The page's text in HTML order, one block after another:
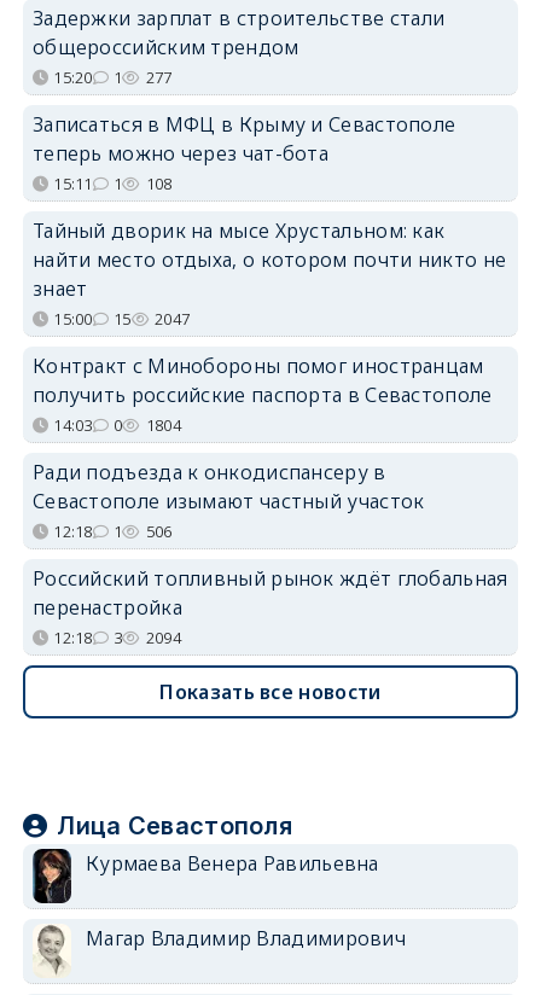
Задержки зарплат в строительстве стали
общероссийским трендом
15:20 1 277
Записаться в МФЦ в Крыму и Севастополе
теперь можно через чат-бота
15:11 1 108
Тайный дворик на мысе Хрустальном: как
найти место отдыха, о котором почти никто не
знает
15:00 15 2047
Контракт с Минобороны помог иностранцам
получить российские паспорта в Севастополе
14:03 0 1804
Ради подъезда к онкодиспансеру в
Севастополе изымают частный участок
12:18 1 506
Российский топливный рынок ждёт глобальная
перенастройка
12:18 3 2094
Показать все новости
Лица Севастополя
Курмаева Венера Равильевна
Магар Владимир Владимирович